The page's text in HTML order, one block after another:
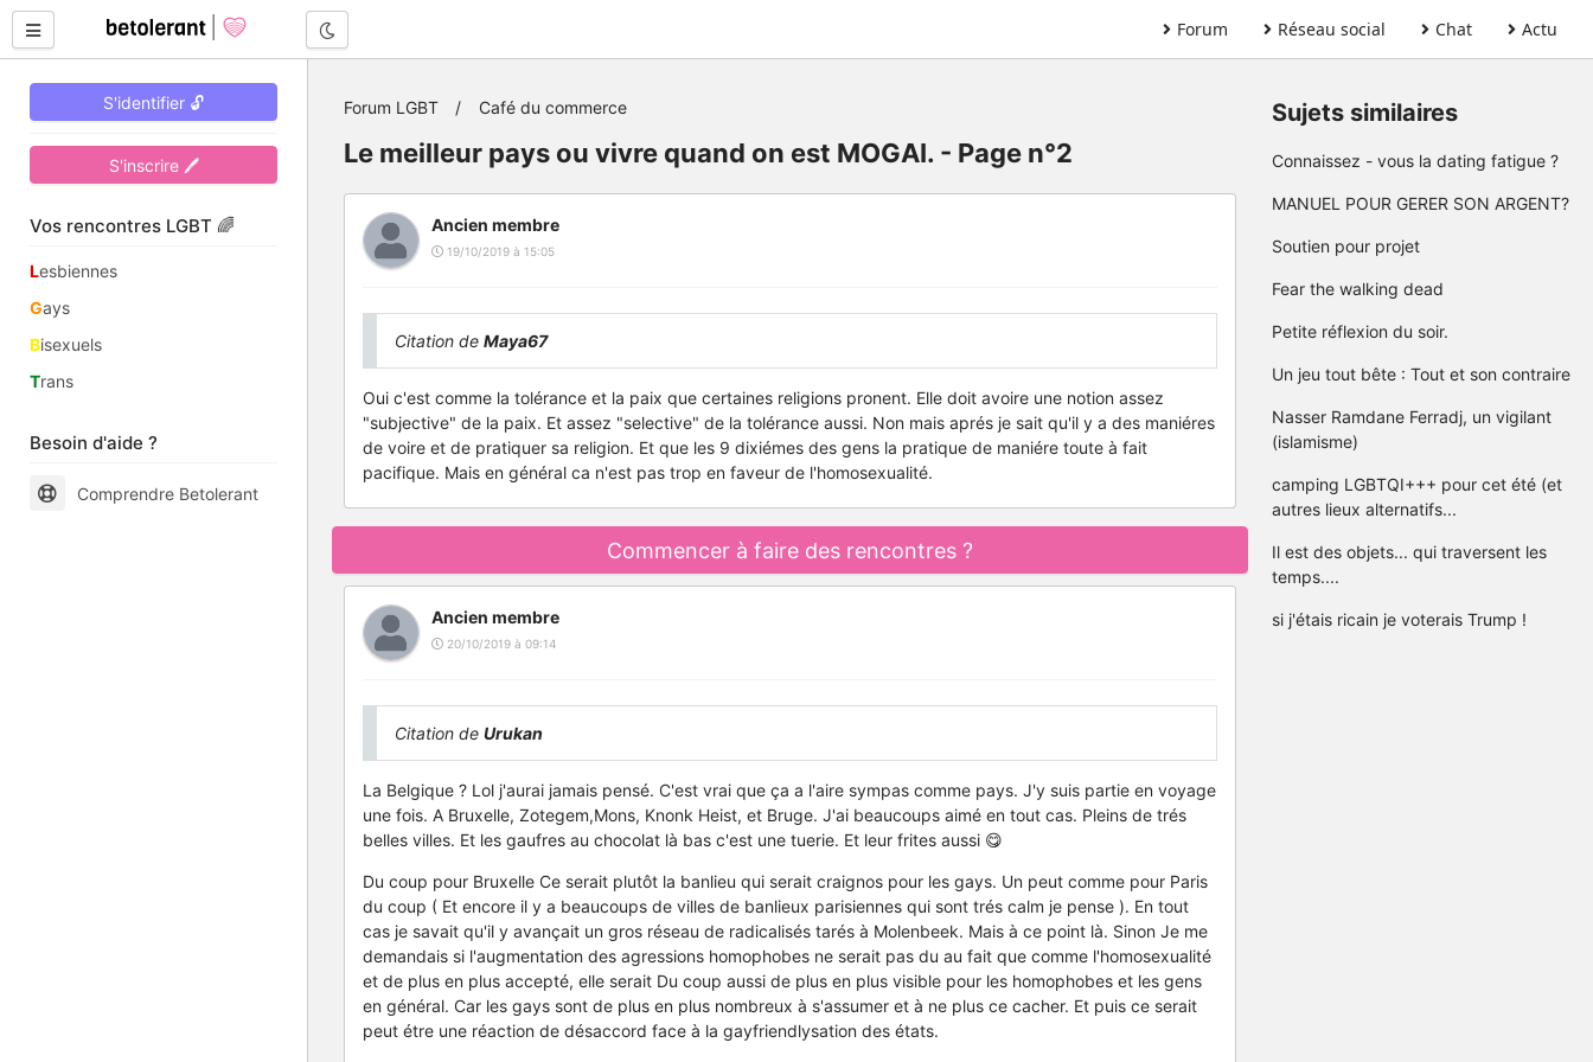
Forum Réseau social Chat Actu
S'identifier 🔓
S'inscrire 🖊
Vos rencontres LGBT 🌈
Lesbiennes
Gays
Bisexuels
Trans
Besoin d'aide ?
Comprendre Betolerant
Forum LGBT Café du commerce
Le meilleur pays ou vivre quand on est MOGAI. - Page n°2
Ancien membre
19/10/2019 à 15:05
Citation de Maya67
Oui c'est comme la tolérance et la paix que certaines religions pronent. Elle doit avoire une notion assez
"subjective" de la paix. Et assez "selective" de la tolérance aussi. Non mais aprés je sait qu'il y a des maniéres
de voire et de pratiquer sa religion. Et que les 9 dixiémes des gens la pratique de maniére toute à fait
pacifique. Mais en général ca n'est pas trop en faveur de l'homosexualité.
Commencer à faire des rencontres ?
Ancien membre
20/10/2019 à 09:14
Citation de Urukan
La Belgique ? Lol j'aurai jamais pensé. C'est vrai que ça a l'aire sympas comme pays. J'y suis partie en voyage
une fois. A Bruxelle, Zotegem,Mons, Knonk Heist, et Bruge. J'ai beaucoups aimé en tout cas. Pleins de trés
belles villes. Et les gaufres au chocolat là bas c'est une tuerie. Et leur frites aussi 😋
Du coup pour Bruxelle Ce serait plutôt la banlieu qui serait craignos pour les gays. Un peut comme pour Paris
du coup ( Et encore il y a beaucoups de villes de banlieux parisiennes qui sont trés calm je pense ). En tout
cas je savait qu'il y avançait un gros réseau de radicalisés tarés à Molenbeek. Mais à ce point là. Sinon Je me
demandais si l'augmentation des agressions homophobes ne serait pas du au fait que comme l'homosexualité
et de plus en plus accepté, elle serait Du coup aussi de plus en plus visible pour les homophobes et les gens
en général. Car les gays sont de plus en plus nombreux à s'assumer et à ne plus ce cacher. Et puis ce serait
peut étre une réaction de désaccord face à la gayfriendlysation des états.
Sujets similaires
Connaissez - vous la dating fatigue ?
MANUEL POUR GERER SON ARGENT?
Soutien pour projet
Fear the walking dead
Petite réflexion du soir.
Un jeu tout bête : Tout et son contraire
Nasser Ramdane Ferradj, un vigilant
(islamisme)
camping LGBTQI+++ pour cet été (et
autres lieux alternatifs...
Il est des objets... qui traversent les
temps....
si j'étais ricain je voterais Trump !